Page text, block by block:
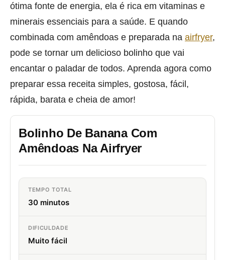
ótima fonte de energia, ela é rica em vitaminas e
minerais essenciais para a saúde. E quando
combinada com amêndoas e preparada na airfryer,
pode se tornar um delicioso bolinho que vai
encantar o paladar de todos. Aprenda agora como
preparar essa receita simples, gostosa, fácil,
rápida, barata e cheia de amor!
Bolinho De Banana Com
Amêndoas Na Airfryer
TEMPO TOTAL
30 minutos
DIFICULDADE
Muito fácil